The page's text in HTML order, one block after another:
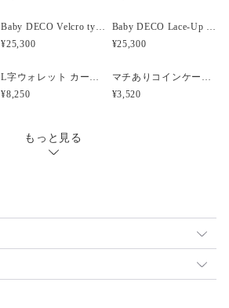
Baby DECO Velcro type 13cm (3色展開)
¥25,300
Baby DECO Lace-Up type Blue & Red 13cm
¥25,300
L字ウォレット カードサイズ (2色展開)
¥8,250
マチありコインケース Natural Black type
¥3,520
もっと見る